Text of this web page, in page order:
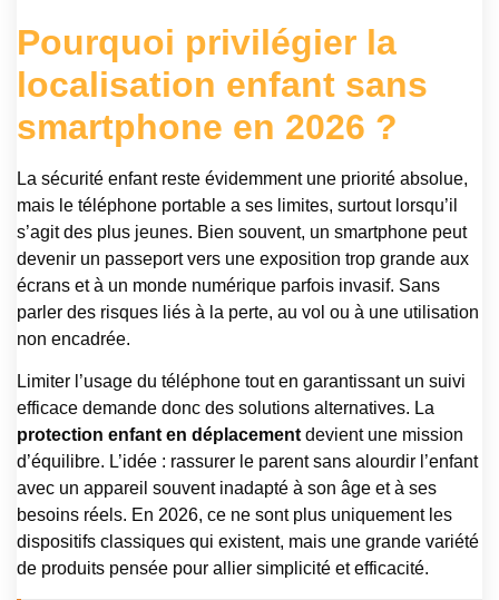
Pourquoi privilégier la
localisation enfant sans
smartphone en 2026 ?
La sécurité enfant reste évidemment une priorité absolue,
mais le téléphone portable a ses limites, surtout lorsqu’il
s’agit des plus jeunes. Bien souvent, un smartphone peut
devenir un passeport vers une exposition trop grande aux
écrans et à un monde numérique parfois invasif. Sans
parler des risques liés à la perte, au vol ou à une utilisation
non encadrée.
Limiter l’usage du téléphone tout en garantissant un suivi
efficace demande donc des solutions alternatives. La
protection enfant en déplacement devient une mission
d’équilibre. L’idée : rassurer le parent sans alourdir l’enfant
avec un appareil souvent inadapté à son âge et à ses
besoins réels. En 2026, ce ne sont plus uniquement les
dispositifs classiques qui existent, mais une grande variété
de produits pensée pour allier simplicité et efficacité.